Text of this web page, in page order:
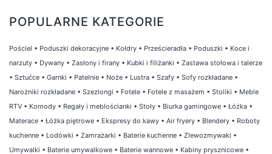
POPULARNE KATEGORIE
Pościel • Poduszki dekoracyjne • Kołdry • Prześcieradła • Poduszki • Koce i
narzuty • Dywany • Zasłony i firany • Kubki i filiżanki • Zastawa stołowa i talerze
• Sztućce • Garnki • Patelnie • Noże • Lustra • Szafy • Sofy rozkładane •
Narożniki rozkładane • Szezlongi • Fotele • Fotele z masażem • Stoliki • Meble
RTV • Komody • Regały i meblościanki • Stoły • Biurka gamingowe • Łóżka •
Materace • Łóżka piętrowe • Ekspresy do kawy • Air fryery • Blendery • Roboty
kuchenne • Lodówki • Zamrażarki • Baterie kuchenne • Zlewozmywaki •
Umywalki • Baterie umywalkowe • Baterie wannowe • Kabiny prysznicowe •